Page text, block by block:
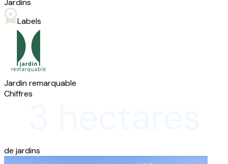
Jardins
Labels
Jardin remarquable
Chiffres
de jardins